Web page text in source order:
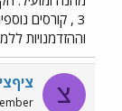
3 , קורסים
וההזדמנויות
צ